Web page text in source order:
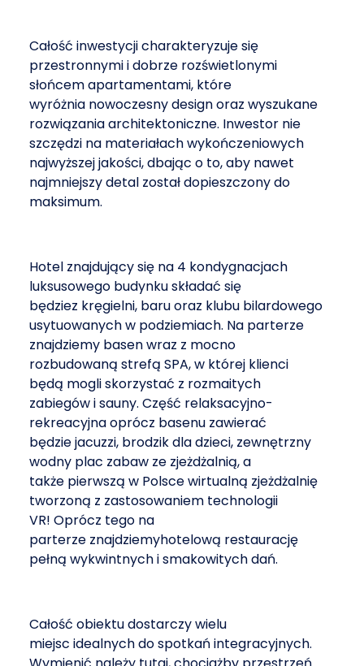
Całość inwestycji charakteryzuje się
przestronnymi i dobrze rozświetlonymi
słońcem apartamentami, które
wyróżnia nowoczesny design oraz wyszukane
rozwiązania architektoniczne. Inwestor nie
szczędzi na materiałach wykończeniowych
najwyższej jakości, dbając o to, aby nawet
najmniejszy detal został dopieszczony do
maksimum.
Hotel znajdujący się na 4 kondygnacjach
luksusowego budynku składać się
będziez kręgielni, baru oraz klubu bilardowego
usytuowanych w podziemiach. Na parterze
znajdziemy basen wraz z mocno
rozbudowaną strefą SPA, w której klienci
będą mogli skorzystać z rozmaitych
zabiegów i sauny. Część relaksacyjno-
rekreacyjna oprócz basenu zawierać
będzie jacuzzi, brodzik dla dzieci, zewnętrzny
wodny plac zabaw ze zjeżdżalnią, a
także pierwszą w Polsce wirtualną zjeżdżalnię
tworzoną z zastosowaniem technologii
VR! Oprócz tego na
parterze znajdziemyhotelową restaurację
pełną wykwintnych i smakowitych dań.
Całość obiektu dostarczy wielu
miejsc idealnych do spotkań integracyjnych.